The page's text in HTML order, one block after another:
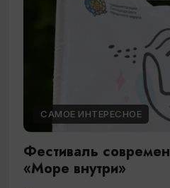
САМОЕ ИНТЕРЕСНОЕ
Фестиваль
«Море внутри»